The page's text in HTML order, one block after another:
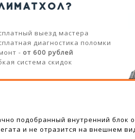
выезд мастера
диагностика поломки
- от 600 рублей
система скидок
подобранный внутренний блок
и не отразится на внешнем